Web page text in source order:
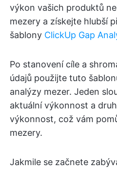
výkon vašich produktů
mezery a získejte hlubší
šablony ClickUp Gap
Po stanovení cíle a
údajů použijte tuto
analýzy mezer. Jeden
aktuální výkonnost a
výkonnost, což vám
mezery.
Jakmile se začnete